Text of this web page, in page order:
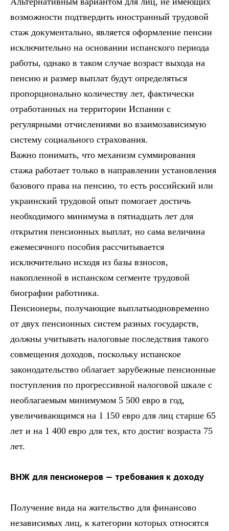
возможности подтвердить иностранный трудовой
стаж документально, является оформление пенсии
исключительно на основании испанского периода
работы, однако в таком случае возраст выхода на
пенсию и размер выплат будут определяться
пропорционально количеству лет, фактически
отработанных на территории Испании с
регулярными отчислениями во взаимозависимую
систему социального страхования.
Важно понимать, что механизм суммирования
стажа работает только в направлении установления
базового права на пенсию, то есть российский или
украинский трудовой опыт помогает достичь
необходимого минимума в пятнадцать лет для
открытия пенсионных выплат, но сама величина
ежемесячного пособия рассчитывается
исключительно исходя из базы взносов,
накопленной в испанском сегменте трудовой
биографии работника.
Пенсионеры, получающие выплатыодновременно
от двух пенсионных систем разных государств,
должны учитывать налоговые последствия такого
совмещения доходов, поскольку испанское
законодательство облагает зарубежные пенсионные
поступления по прогрессивной налоговой шкале с
необлагаемым минимумом 5 500 евро в год,
увеличивающимся на 1 150 евро для лиц старше 65
лет и на 1 400 евро для тех, кто достиг возраста 75
лет.
ВНЖ для пенсионеров — требования к доходу
Получение вида на жительство для финансово
независимых лиц, к категории которых относятся